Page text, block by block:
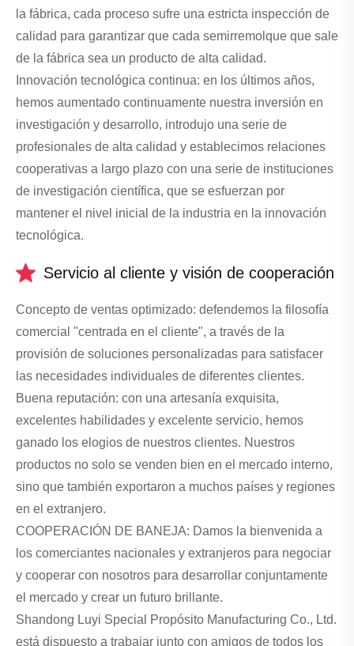
la fábrica, cada proceso sufre una estricta inspección de
calidad para garantizar que cada semirremolque que sale
de la fábrica sea un producto de alta calidad.
Innovación tecnológica continua: en los últimos años,
hemos aumentado continuamente nuestra inversión en
investigación y desarrollo, introdujo una serie de
profesionales de alta calidad y establecimos relaciones
cooperativas a largo plazo con una serie de instituciones
de investigación científica, que se esfuerzan por
mantener el nivel inicial de la industria en la innovación
tecnológica.
Servicio al cliente y visión de cooperación
Concepto de ventas optimizado: defendemos la filosofía
comercial "centrada en el cliente", a través de la
provisión de soluciones personalizadas para satisfacer
las necesidades individuales de diferentes clientes.
Buena reputación: con una artesanía exquisita,
excelentes habilidades y excelente servicio, hemos
ganado los elogios de nuestros clientes. Nuestros
productos no solo se venden bien en el mercado interno,
sino que también exportaron a muchos países y regiones
en el extranjero.
COOPERACIÓN DE BANEJA: Damos la bienvenida a
los comerciantes nacionales y extranjeros para negociar
y cooperar con nosotros para desarrollar conjuntamente
el mercado y crear un futuro brillante.
Shandong Luyi Special Propósito Manufacturing Co., Ltd.
está dispuesto a trabajar junto con amigos de todos los